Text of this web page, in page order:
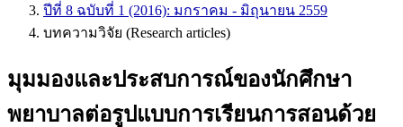
ปีที่ 8 ฉบับที่ 1 (2016): มกราคม - มิถุนายน 2559
บทความวิจัย (Research articles)
มุมมองและประสบการณ์ของนักศึกษา
พยาบาลต่อรูปแบบการเรียนการสอนด้วย